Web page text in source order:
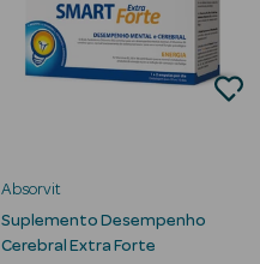
Absorvit
Suplemento Desempenho
Cerebral Extra Forte